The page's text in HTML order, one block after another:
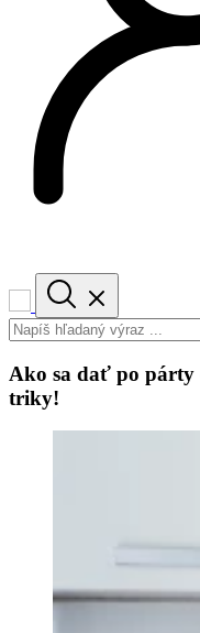
Ako sa dať po párty
triky!